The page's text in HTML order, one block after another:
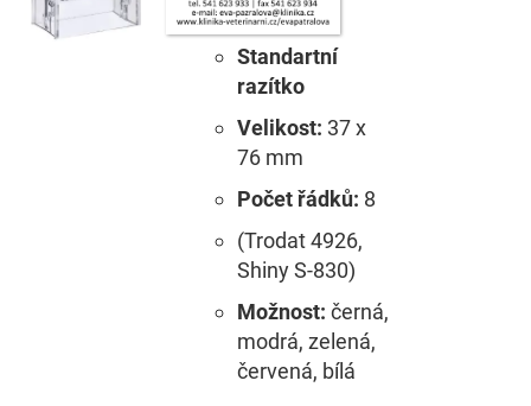
Standartní
razítko
Velikost: 37 x
76 mm
Počet řádků: 8
(Trodat 4926,
Shiny S-830)
Možnost: černá,
modrá, zelená,
červená, bílá